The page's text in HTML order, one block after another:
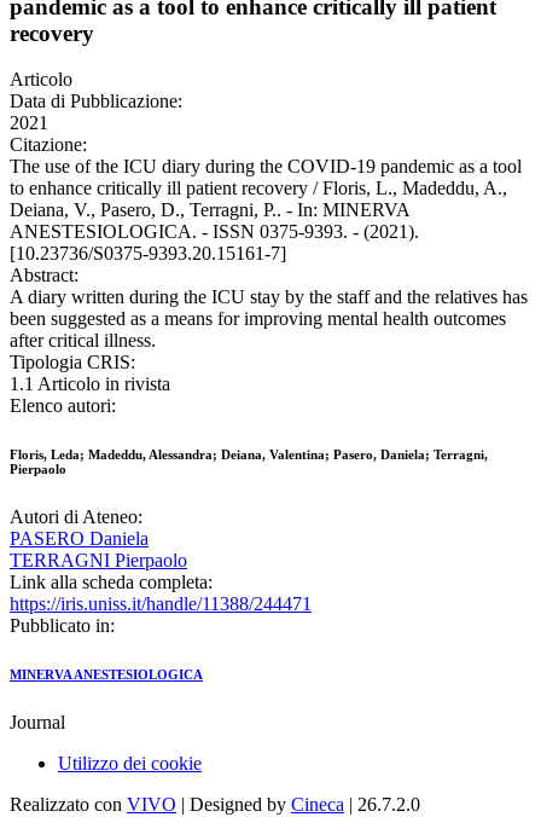
pandemic as a tool to enhance critically ill patient
recovery
Articolo
Data di Pubblicazione:
2021
Citazione:
The use of the ICU diary during the COVID-19 pandemic as a tool
to enhance critically ill patient recovery / Floris, L., Madeddu, A.,
Deiana, V., Pasero, D., Terragni, P.. - In: MINERVA
ANESTESIOLOGICA. - ISSN 0375-9393. - (2021).
[10.23736/S0375-9393.20.15161-7]
Abstract:
A diary written during the ICU stay by the staff and the relatives has
been suggested as a means for improving mental health outcomes
after critical illness.
Tipologia CRIS:
1.1 Articolo in rivista
Elenco autori:
Floris, Leda; Madeddu, Alessandra; Deiana, Valentina; Pasero, Daniela; Terragni,
Pierpaolo
Autori di Ateneo:
PASERO Daniela
TERRAGNI Pierpaolo
Link alla scheda completa:
https://iris.uniss.it/handle/11388/244471
Pubblicato in:
MINERVA ANESTESIOLOGICA
Journal
Utilizzo dei cookie
Realizzato con VIVO | Designed by Cineca | 26.7.2.0